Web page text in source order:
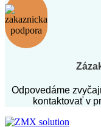
Odpovedáme
kontaktovať v